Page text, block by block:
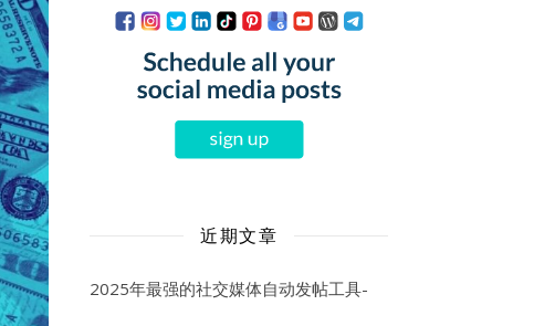
近期文章
2025年最强的社交媒体自动发帖工具-